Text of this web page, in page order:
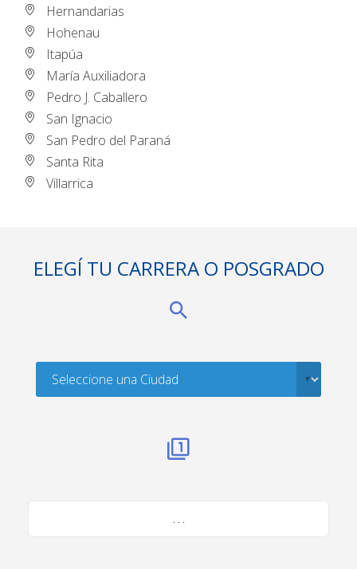
Hernandarias
Hohenau
Itapúa
María Auxiliadora
Pedro J. Caballero
San Ignacio
San Pedro del Paraná
Santa Rita
Villarrica
ELEGÍ TU CARRERA O POSGRADO
. . .